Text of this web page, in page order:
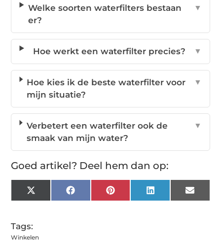
Welke soorten waterfilters bestaan
er?
▼
Hoe werkt een waterfilter precies? ▼
Hoe kies ik de beste waterfilter voor
mijn situatie?
▼
Verbetert een waterfilter ook de
smaak van mijn water?
▼
Goed artikel? Deel hem dan op:
X
(Twitter)
FacebookPinterest LinkedIn Email
Tags:
Winkelen